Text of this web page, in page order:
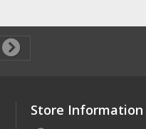
Store Information